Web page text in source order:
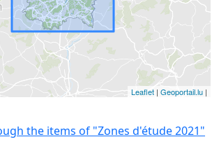
Leaflet | Geoportail.lu |
the items of "Zones d'étude 2021"